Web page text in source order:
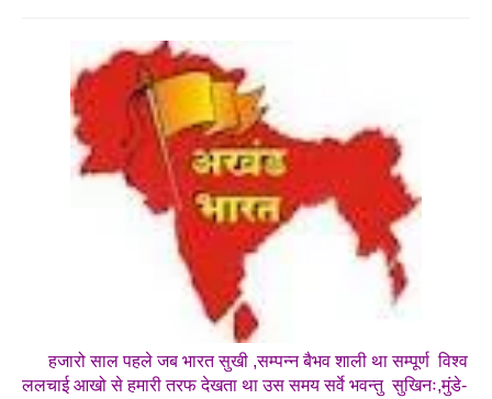
हजारो साल पहले जब भारत सुखी ,सम्पन्न बैभव शाली था सम्पूर्ण विश्व
ललचाई आखो से हमारी तरफ देखता था उस समय सर्वे भवन्तु सुखिनः,मुंडे-